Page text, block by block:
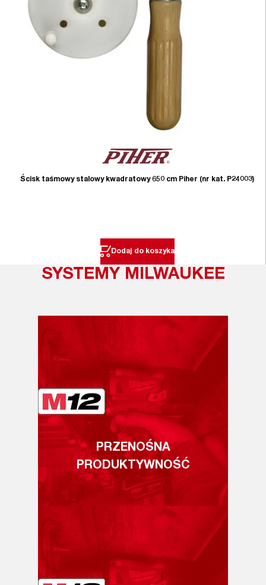
Ścisk taśmowy stalowy kwadratowy 650 cm Piher (nr kat. P24003)
Dodaj do koszyka
SYSTEMY MILWAUKEE
PRZENOŚNA
PRODUKTYWNOŚĆ